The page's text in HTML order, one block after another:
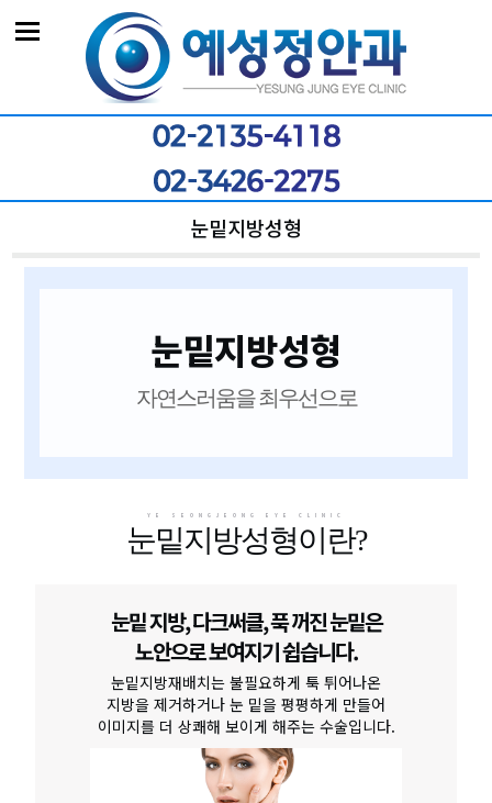
눈밑지방성형
눈밑지방성형
자연스러움을 최우선으로
YE SEONGJEONG EYE CLINIC
눈밑지방성형이란?
눈밑 지방, 다크써클, 푹 꺼진 눈밑은
노안으로 보여지기 쉽습니다.
눈밑지방재배치는 불필요하게 툭 튀어나온
지방을 제거하거나 눈 밑을 평평하게 만들어
이미지를 더 상쾌해 보이게 해주는 수술입니다.